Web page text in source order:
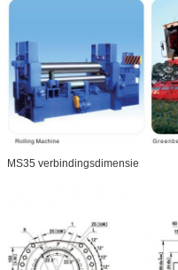
MS35 verbindingsdimensie